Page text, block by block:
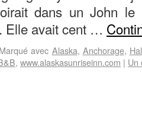
dans un John
Elle avait cent …
Marqué avec Alaska, Anchorage,
, www.alaskasunriseinn.com | Un